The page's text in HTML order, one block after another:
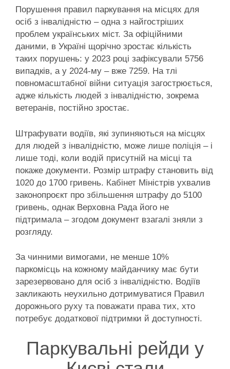
Порушення правил паркування на місцях для
осіб з інвалідністю – одна з найгостріших
проблем українських міст. За офіційними
даними, в Україні щорічно зростає кількість
таких порушень: у 2023 році зафіксували 5756
випадків, а у 2024-му – вже 7259. На тлі
повномасштабної війни ситуація загострюється,
адже кількість людей з інвалідністю, зокрема
ветеранів, постійно зростає.
Штрафувати водіїв, які зупиняються на місцях
для людей з інвалідністю, може лише поліція – і
лише тоді, коли водій присутній на місці та
покаже документи. Розмір штрафу становить від
1020 до 1700 гривень. Кабінет Міністрів ухвалив
законопроєкт про збільшення штрафу до 5100
гривень, однак Верховна Рада його не
підтримала – згодом документ взагалі зняли з
розгляду.
За чинними вимогами, не менше 10%
паркомісць на кожному майданчику має бути
зарезервовано для осіб з інвалідністю. Водіїв
закликають неухильно дотримуватися Правил
дорожнього руху та поважати права тих, хто
потребує додаткової підтримки й доступності.
Паркувальні рейди у